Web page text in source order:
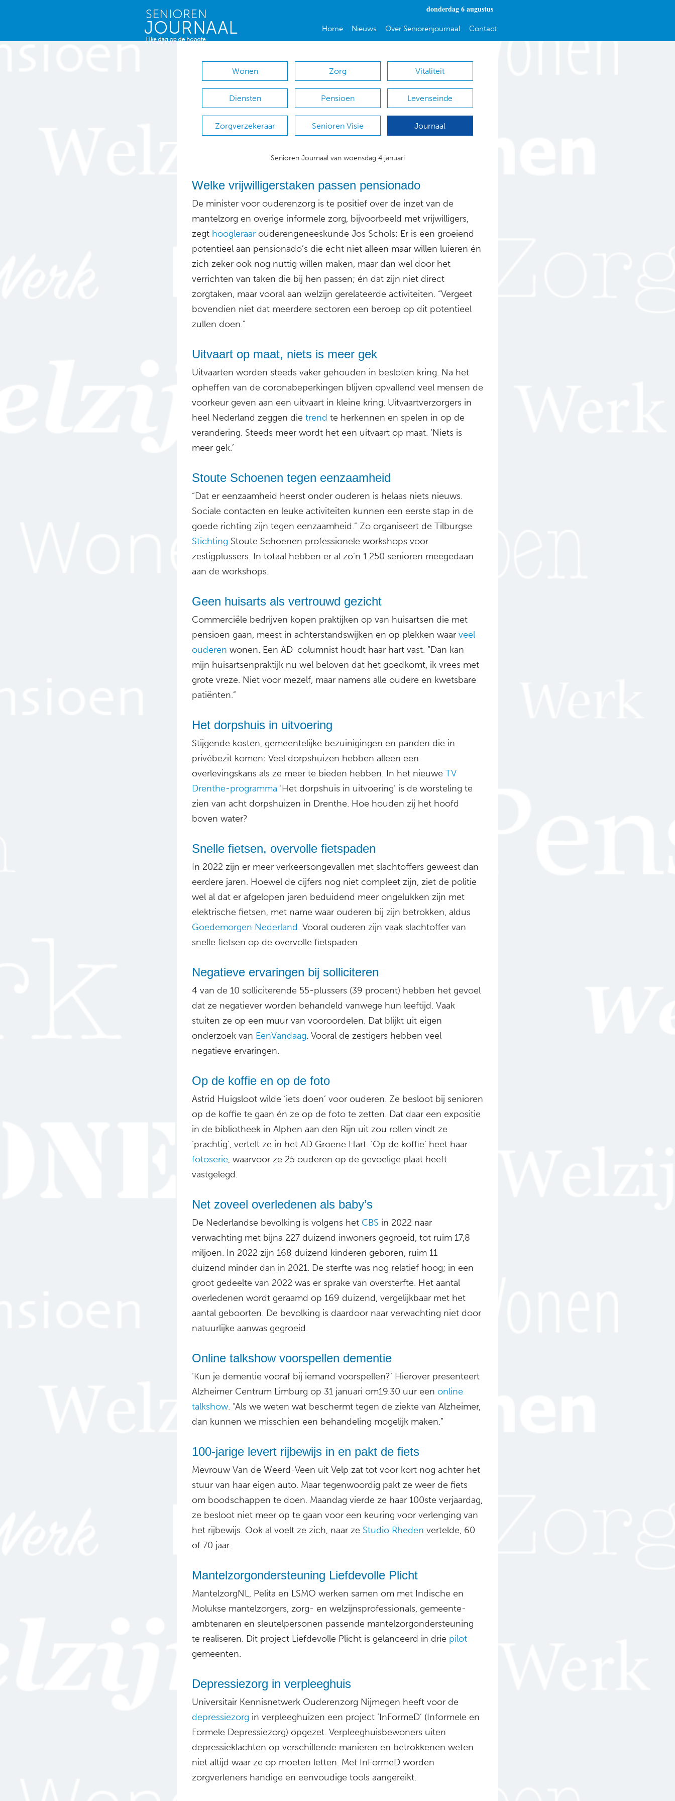
donderdag 6 augustus
Home Nieuws Over Seniorenjournaal Contact
Wonen Zorg Vitaliteit
Diensten Pensioen Levenseinde
Zorgverzekeraar Senioren Visie Journaal
Senioren Journaal van woensdag 4 januari
Welke vrijwilligerstaken passen pensionado
De minister voor ouderenzorg is te positief over de inzet van de
mantelzorg en overige informele zorg, bijvoorbeeld met vrijwilligers,
zegt hoogleraar ouderengeneeskunde Jos Schols: Er is een groeiend
potentieel aan pensionado’s die echt niet alleen maar willen luieren én
zich zeker ook nog nuttig willen maken, maar dan wel door het
verrichten van taken die bij hen passen; én dat zijn niet direct
zorgtaken, maar vooral aan welzijn gerelateerde activiteiten. “Vergeet
bovendien niet dat meerdere sectoren een beroep op dit potentieel
zullen doen.”
Uitvaart op maat, niets is meer gek
Uitvaarten worden steeds vaker gehouden in besloten kring. Na het
opheffen van de coronabeperkingen blijven opvallend veel mensen de
voorkeur geven aan een uitvaart in kleine kring. Uitvaartverzorgers in
heel Nederland zeggen die trend te herkennen en spelen in op de
verandering. Steeds meer wordt het een uitvaart op maat. ‘Niets is
meer gek.’
Stoute Schoenen tegen eenzaamheid
“Dat er eenzaamheid heerst onder ouderen is helaas niets nieuws.
Sociale contacten en leuke activiteiten kunnen een eerste stap in de
goede richting zijn tegen eenzaamheid.” Zo organiseert de Tilburgse
Stichting Stoute Schoenen professionele workshops voor
zestigplussers. In totaal hebben er al zo’n 1.250 senioren meegedaan
aan de workshops.
Geen huisarts als vertrouwd gezicht
Commerciële bedrijven kopen praktijken op van huisartsen die met
pensioen gaan, meest in achterstandswijken en op plekken waar veel
ouderen wonen. Een AD-columnist houdt haar hart vast. “Dan kan
mijn huisartsenpraktijk nu wel beloven dat het goedkomt, ik vrees met
grote vreze. Niet voor mezelf, maar namens alle oudere en kwetsbare
patiënten.”
Het dorpshuis in uitvoering
Stijgende kosten, gemeentelijke bezuinigingen en panden die in
privébezit komen: Veel dorpshuizen hebben alleen een
overlevingskans als ze meer te bieden hebben. In het nieuwe TV
Drenthe-programma ‘Het dorpshuis in uitvoering’ is de worsteling te
zien van acht dorpshuizen in Drenthe. Hoe houden zij het hoofd
boven water?
Snelle fietsen, overvolle fietspaden
In 2022 zijn er meer verkeersongevallen met slachtoffers geweest dan
eerdere jaren. Hoewel de cijfers nog niet compleet zijn, ziet de politie
wel al dat er afgelopen jaren beduidend meer ongelukken zijn met
elektrische fietsen, met name waar ouderen bij zijn betrokken, aldus
Goedemorgen Nederland. Vooral ouderen zijn vaak slachtoffer van
snelle fietsen op de overvolle fietspaden.
Negatieve ervaringen bij solliciteren
4 van de 10 solliciterende 55-plussers (39 procent) hebben het gevoel
dat ze negatiever worden behandeld vanwege hun leeftijd. Vaak
stuiten ze op een muur van vooroordelen. Dat blijkt uit eigen
onderzoek van EenVandaag. Vooral de zestigers hebben veel
negatieve ervaringen.
Op de koffie en op de foto
Astrid Huigsloot wilde ‘iets doen’ voor ouderen. Ze besloot bij senioren
op de koffie te gaan én ze op de foto te zetten. Dat daar een expositie
in de bibliotheek in Alphen aan den Rijn uit zou rollen vindt ze
‘prachtig’, vertelt ze in het AD Groene Hart. ‘Op de koffie’ heet haar
fotoserie, waarvoor ze 25 ouderen op de gevoelige plaat heeft
vastgelegd.
Net zoveel overledenen als baby’s
De Nederlandse bevolking is volgens het CBS in 2022 naar
verwachting met bijna 227 duizend inwoners gegroeid, tot ruim 17,8
miljoen. In 2022 zijn 168 duizend kinderen geboren, ruim 11
duizend minder dan in 2021. De sterfte was nog relatief hoog; in een
groot gedeelte van 2022 was er sprake van oversterfte. Het aantal
overledenen wordt geraamd op 169 duizend, vergelijkbaar met het
aantal geboorten. De bevolking is daardoor naar verwachting niet door
natuurlijke aanwas gegroeid.
Online talkshow voorspellen dementie
‘Kun je dementie vooraf bij iemand voorspellen?’ Hierover presenteert
Alzheimer Centrum Limburg op 31 januari om19.30 uur een online
talkshow. “Als we weten wat beschermt tegen de ziekte van Alzheimer,
dan kunnen we misschien een behandeling mogelijk maken.”
100-jarige levert rijbewijs in en pakt de fiets
Mevrouw Van de Weerd-Veen uit Velp zat tot voor kort nog achter het
stuur van haar eigen auto. Maar tegenwoordig pakt ze weer de fiets
om boodschappen te doen. Maandag vierde ze haar 100ste verjaardag,
ze besloot niet meer op te gaan voor een keuring voor verlenging van
het rijbewijs. Ook al voelt ze zich, naar ze Studio Rheden vertelde, 60
of 70 jaar.
Mantelzorgondersteuning Liefdevolle Plicht
MantelzorgNL, Pelita en LSMO werken samen om met Indische en
Molukse mantelzorgers, zorg- en welzijnsprofessionals, gemeente-
ambtenaren en sleutelpersonen passende mantelzorgondersteuning
te realiseren. Dit project Liefdevolle Plicht is gelanceerd in drie pilot
gemeenten.
Depressiezorg in verpleeghuis
Universitair Kennisnetwerk Ouderenzorg Nijmegen heeft voor de
depressiezorg in verpleeghuizen een project ‘InFormeD’ (Informele en
Formele Depressiezorg) opgezet. Verpleeghuisbewoners uiten
depressieklachten op verschillende manieren en betrokkenen weten
niet altijd waar ze op moeten letten. Met InFormeD worden
zorgverleners handige en eenvoudige tools aangereikt.